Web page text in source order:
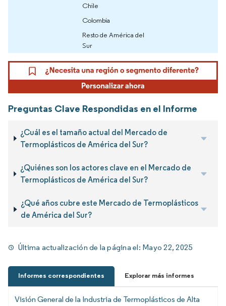
Chile
Colombia
Resto de América del
Sur
Preguntas Clave Respondidas en el Informe
¿Cuál es el tamaño actual del Mercado de
Termoplásticos de América del Sur?
¿Quiénes son los actores clave en el Mercado de
Termoplásticos de América del Sur?
¿Qué años cubre este Mercado de Termoplásticos
de América del Sur?
Última actualización de la página el: Mayo 22, 2025
Informes correspondientes Explorar más informes
Visión General de la Industria de Termoplásticos de Alta